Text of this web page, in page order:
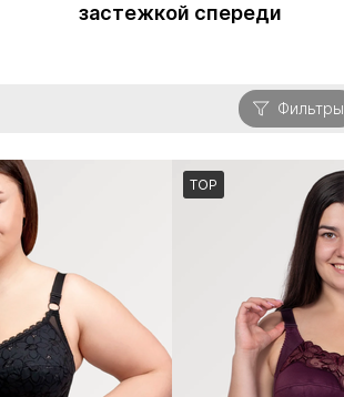
застежкой спереди
Фильтры
TOP